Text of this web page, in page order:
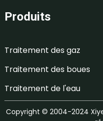
Produits
Traitement des gaz
Traitement des boues
Traitement de l'eau
Copyright © 2004-2024